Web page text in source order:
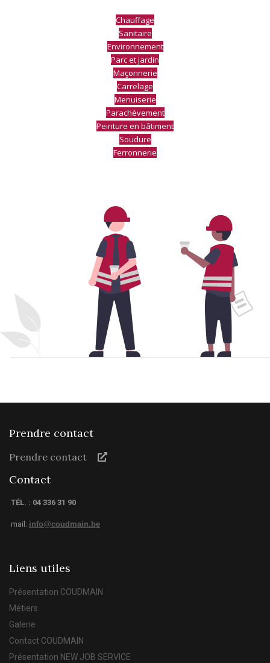
Chauffage
Sanitaire
Environnement
Parc et jardin
Maçonnerie
Carrelage
Menuiserie
Parachèvement
Peinture en bâtiment
Soudure
Ferronnerie
Prendre contact
Prendre contact
Contact
TÉL. : 04 336 31 90
mail: info@coudmain.be
Liens utiles
Présentation COUDMAIN
Métiers
Galerie
Contact COUDMAIN
Présentation NEW JOB SERVICE